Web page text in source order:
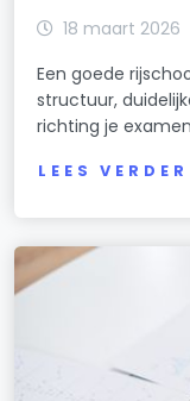
18 maart 2026
Een goede
structuur,
richting je
LEES VERDER